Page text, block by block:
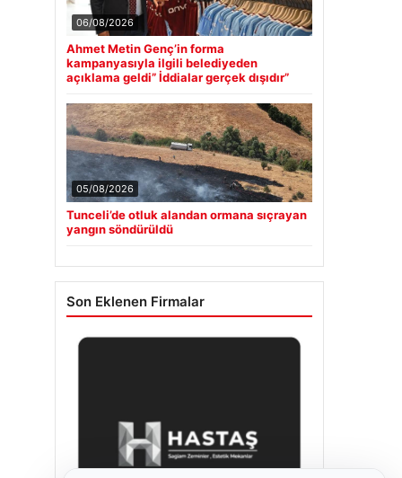
06/08/2026
Ahmet Metin Genç’in forma
kampanyasıyla ilgili belediyeden
açıklama geldi” İddialar gerçek dışıdır”
05/08/2026
Tunceli’de otluk alandan ormana sıçrayan
yangın söndürüldü
Son Eklenen Firmalar